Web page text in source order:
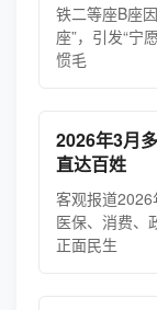
铁二等座B座
座”，引发“宁
惯毛
2026年3月
直达百姓
客观报道
医保、消费、
正面民生